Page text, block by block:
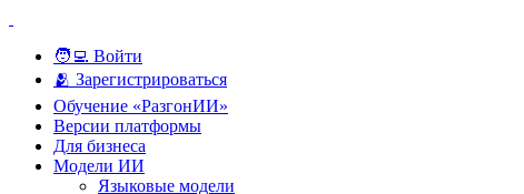
🧑‍💻 Войти
🫂 Зарегистрироваться
Обучение «РазгонИИ»
Версии платформы
Для бизнеса
Модели ИИ
Языковые модели